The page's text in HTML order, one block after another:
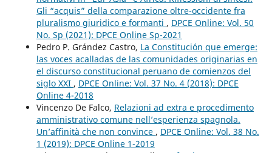
Gli “acquis” della comparazione oltre-occidente fra
pluralismo giuridico e formanti , DPCE Online: Vol. 50
No. Sp (2021): DPCE Online Sp-2021
Pedro P. Grández Castro, La Constitución que emerge:
las voces acalladas de las comunidades originarias en
el discurso constitucional peruano de comienzos del
siglo XXI , DPCE Online: Vol. 37 No. 4 (2018): DPCE
Online 4-2018
Vincenzo De Falco, Relazioni ad extra e procedimento
amministrativo comune nell’esperienza spagnola.
Un’affinità che non convince , DPCE Online: Vol. 38 No.
1 (2019): DPCE Online 1-2019